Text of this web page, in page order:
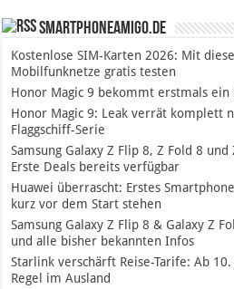
SmartphoneAmigo.de
Kostenlose SIM-Karten 2026: Mit
Mobilfunknetze gratis testen
Honor Magic 9 bekommt erstmals
Honor Magic 9: Leak verrät komplett
Flaggschiff-Serie
Samsung Galaxy Z Flip 8, Z Fold 8
Erste Deals bereits verfügbar
Huawei überrascht: Erstes
kurz vor dem Start stehen
Samsung Galaxy Z Flip 8 & Galaxy Z
und alle bisher bekannten Infos
Starlink verschärft Reise-Tarife: Ab
Regel im Ausland